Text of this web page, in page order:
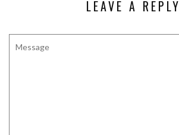
LEAVE A REPLY